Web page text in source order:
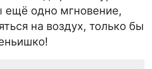
ещё одно мгновение,
на воздух, только бы